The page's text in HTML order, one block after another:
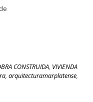
CONSTRUIDA, VIVIENDA
, arquitecturamarplatense,